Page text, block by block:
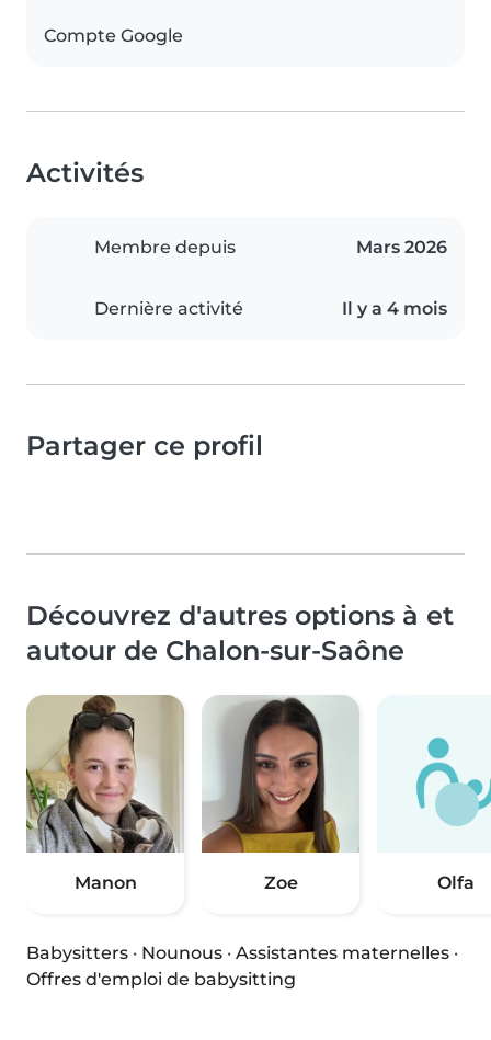
Compte Google
Activités
Membre depuis Mars 2026
Dernière activité Il y a 4 mois
Partager ce profil
Découvrez d'autres options à et
autour de Chalon-sur-Saône
Manon Zoe Olfa
Babysitters · Nounous · Assistantes maternelles ·
Offres d'emploi de babysitting